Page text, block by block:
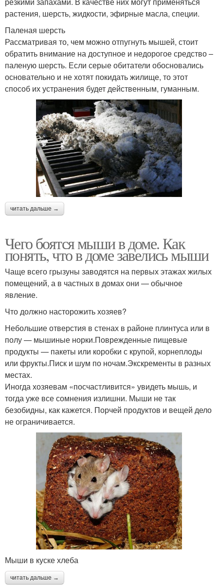
растения, шерсть, жидкости, эфирные масла, специи.
Паленая шерсть
Рассматривая то, чем можно отпугнуть мышей, стоит
обратить внимание на доступное и недорогое средство –
паленую шерсть. Если серые обитатели обосновались
основательно и не хотят покидать жилище, то этот
способ их устранения будет действенным, гуманным.
читать дальше →
Чего боятся мыши в доме. Как
понять, что в доме завелись мыши
Чаще всего грызуны заводятся на первых этажах жилых
помещений, а в частных в домах они — обычное
явление.
Что должно насторожить хозяев?
Небольшие отверстия в стенах в районе плинтуса или в
полу — мышиные норки.Поврежденные пищевые
продукты — пакеты или коробки с крупой, корнеплоды
или фрукты.Писк и шум по ночам.Экскременты в разных
местах.
Иногда хозяевам «посчастливится» увидеть мышь, и
тогда уже все сомнения излишни. Мыши не так
безобидны, как кажется. Порчей продуктов и вещей дело
не ограничивается.
Мыши в куске хлеба
читать дальше →